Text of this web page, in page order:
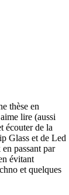
thèse en
lire (aussi
écouter de la
Glass et de Led
passant par
évitant
et quelques